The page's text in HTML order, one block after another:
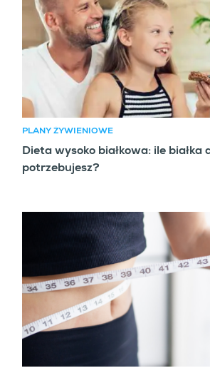
PLANY ŻYWIENIOWE
Dieta wysoko białkowa: ile białka
potrzebujesz?